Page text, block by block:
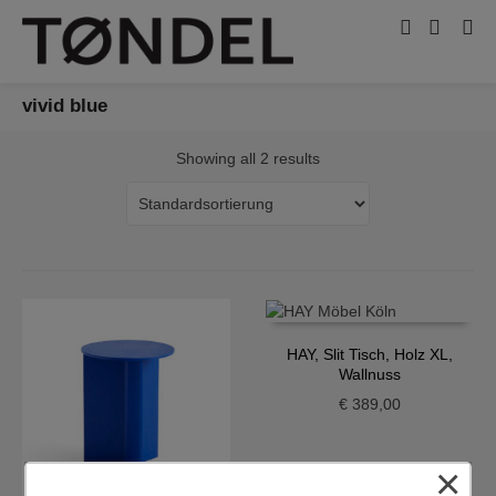
vivid blue
Showing all 2 results
HAY, Slit Tisch, Holz XL,
Wallnuss
€ 389,00
×